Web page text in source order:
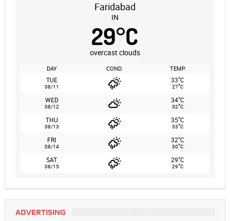
Faridabad
IN
29°C
overcast clouds
DAY COND. TEMP.
TUE
08/11
33°C
27°C
WED
08/12
34°C
32°C
THU
08/13
35°C
33°C
FRI
08/14
32°C
30°C
SAT
08/15
29°C
29°C
ADVERTISING